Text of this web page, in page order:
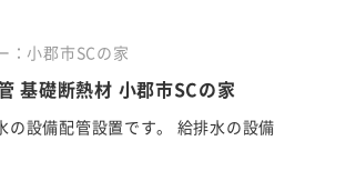
：小郡市SCの家
基礎断熱材 小郡市SCの家
の設備配管設置です。 給排水の設備